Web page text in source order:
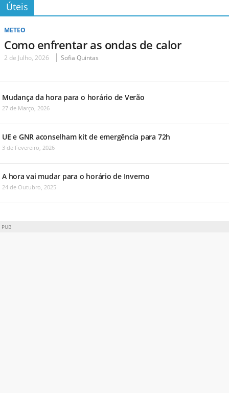
Úteis
METEO
Como enfrentar as ondas de calor
2 de Julho, 2026 Sofia Quintas
Mudança da hora para o horário de Verão
27 de Março, 2026
UE e GNR aconselham kit de emergência para 72h
3 de Fevereiro, 2026
A hora vai mudar para o horário de Inverno
24 de Outubro, 2025
PUB